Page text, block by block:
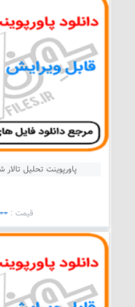
پاورپوینت تحلیل تالار
قيمت :